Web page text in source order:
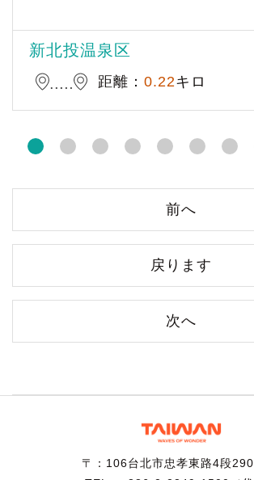
新北投温泉区
距離： 0.22キロ
前へ
戻ります
次へ
〒：106台北市忠孝東路4段